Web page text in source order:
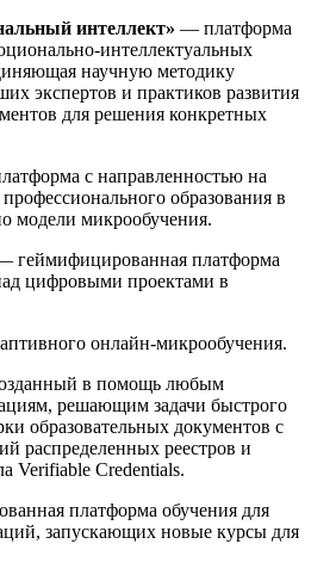
интеллект» — платформа
интеллектуальных
научную методику
экспертов и практиков развития
для решения конкретных
с направленностью на
образования в
модели микрообучения.
геймифицированная платформа
цифровыми проектами в
онлайн-микрообучения.
в помощь любым
решающим задачи быстрого
образовательных документов с
распределенных реестров и
Verifiable Credentials.
платформа обучения для
запускающих новые курсы для